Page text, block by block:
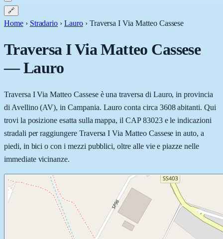
🔗
Home › Stradario › Lauro › Traversa I Via Matteo Cassese
Traversa I Via Matteo Cassese
—Lauro
Traversa I Via Matteo Cassese è una traversa di Lauro, in provincia
di Avellino (AV), in Campania. Lauro conta circa 3608 abitanti. Qui
trovi la posizione esatta sulla mappa, il CAP 83023 e le indicazioni
stradali per raggiungere Traversa I Via Matteo Cassese in auto, a
piedi, in bici o con i mezzi pubblici, oltre alle vie e piazze nelle
immediate vicinanze.